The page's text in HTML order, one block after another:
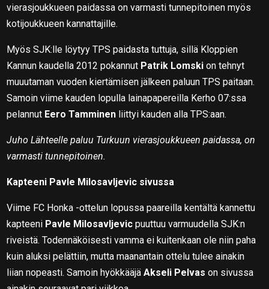
vierasjoukkueen paidassa on varmasti tunnepitoinen myös
kotijoukkueen kannattajille.
Myös SJK:lle löytyy TPS paidasta tuttuja, sillä Kloppien
Kannun kaudella 2012 pokannut Patrik Lomski on tehnyt
muuutaman vuoden kiertämisen jälkeen paluun TPS paitaan.
Samoin viime kauden lopulla lainapapereilla Kerho 07:ssa
pelannut Eero Tamminen liittyi kauden alla TPS:aan.
Juho Lähteelle paluu Turkuun vierasjoukkueen paidassa, on
varmasti tunnepitoinen.
Kapteeni Pavle Milosavljevic sivussa
Viime FC Honka -ottelun lopussa paareilla kentältä kannettu
kapteeni Pavle Milosavljevic puuttuu varmuudella SJK:n
riveistä. Todennäköisesti vamma ei kuitenkaan ole niin paha
kuin aluksi pelättiin, mutta maanantain ottelu tulee ainakin
liian nopeasti. Samoin hyökkääjäAkseli Pelvas on sivussa